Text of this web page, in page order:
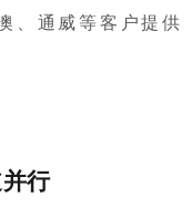
、通威等客户提供
行